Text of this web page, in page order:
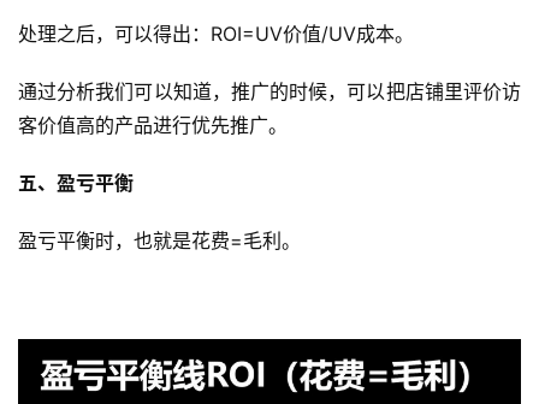
处理之后，可以得出：ROI=UV价值/UV成本。
通过分析我们可以知道，推广的时候，可以把店铺里评价访
客价值高的产品进行优先推广。
五、盈亏平衡
盈亏平衡时，也就是花费=毛利。